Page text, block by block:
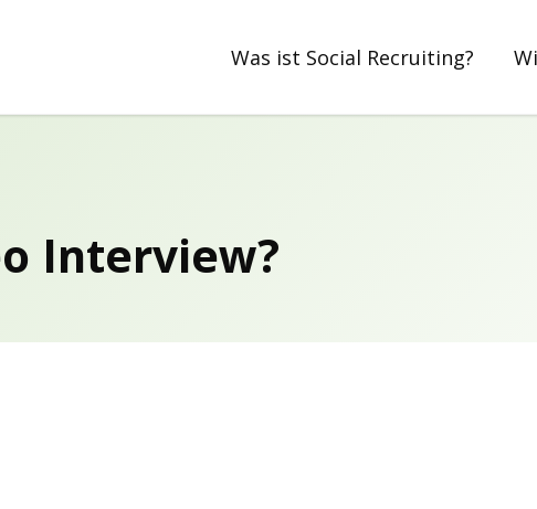
Was ist Social Recruiting?
Interview?